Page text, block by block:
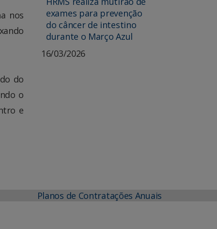
nos
do
o
e
exames para prevenção
do câncer de intestino
durante o Março Azul
16/03/2026
Planos de Contratações Anuais